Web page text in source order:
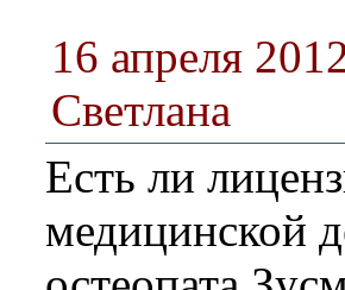
16 апреля
Светлана
Есть ли
медицинской